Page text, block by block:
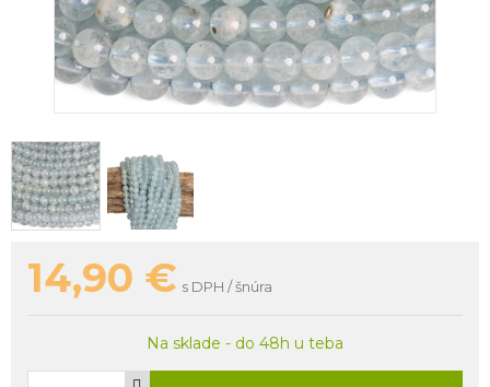
14,90 € s DPH / šnúra
Na sklade - do 48h u teba